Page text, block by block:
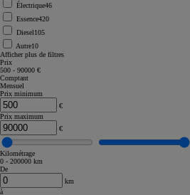
Corolla Touring Sports
Électrique46
Essence420
Diesel105
Autre10
Afficher plus de filtres
Prix
500 - 90000 €
Comptant
Mensuel
Prix minimum
€
Prix maximum
€
Kilométrage
0 - 200000 km
De
km
à